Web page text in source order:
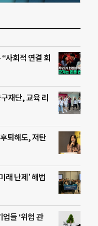
사회적 연결 회
재단, 교육 리
퇴해도, 저탄
래 난제’ 해법
들 ‘위험 관